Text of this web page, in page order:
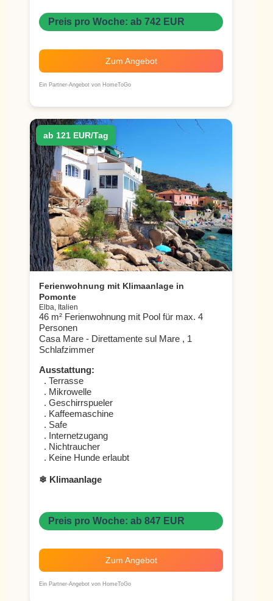
Preis pro Woche: ab 742 EUR
Zum Angebot
Ein Partner-Angebot von HomeToGo
ab 121 EUR/Tag
Ferienwohnung mit Klimaanlage in
Pomonte
Elba, Italien
46 m² Ferienwohnung mit Pool für max. 4
Personen
Casa Mare - Direttamente sul Mare , 1
Schlafzimmer
Ausstattung:
. Terrasse
. Mikrowelle
. Geschirrspueler
. Kaffeemaschine
. Safe
. Internetzugang
. Nichtraucher
. Keine Hunde erlaubt
❄ Klimaanlage
Preis pro Woche: ab 847 EUR
Zum Angebot
Ein Partner-Angebot von HomeToGo